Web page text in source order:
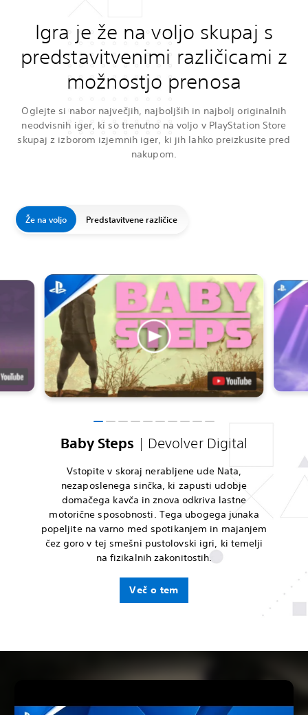
Igra je že na voljo skupaj s
predstavitvenimi različicami z
možnostjo prenosa
Oglejte si nabor največjih, najboljših in najbolj originalnih
neodvisnih iger, ki so trenutno na voljo v PlayStation Store
skupaj z izborom izjemnih iger, ki jih lahko preizkusite pred
nakupom.
Že na voljo Predstavitvene različice
Baby Steps | Devolver Digital
Vstopite v skoraj nerabljene ude Nata,
nezaposlenega sinčka, ki zapusti udobje
domačega kavča in znova odkriva lastne
motorične sposobnosti. Tega ubogega junaka
popeljite na varno med spotikanjem in majanjem
čez goro v tej smešni pustolovski igri, ki temelji
na fizikalnih zakonitostih.
Več o tem